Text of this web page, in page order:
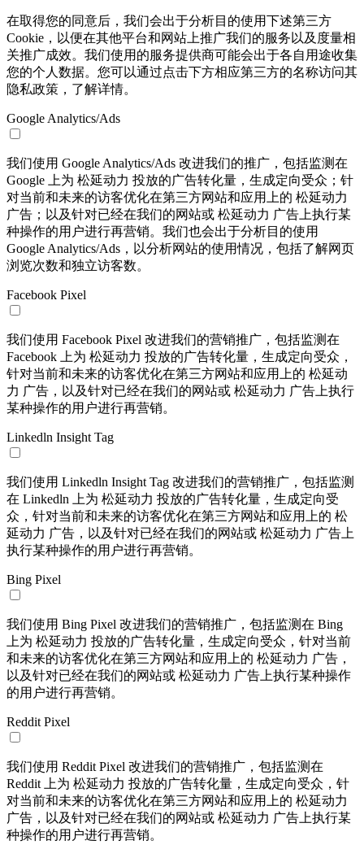
在取得您的同意后，我们会出于分析目的使用下述第三方
Cookie，以便在其他平台和网站上推广我们的服务以及度量相
关推广成效。我们使用的服务提供商可能会出于各自用途收集
您的个人数据。您可以通过点击下方相应第三方的名称访问其
隐私政策，了解详情。
Google Analytics/Ads
我们使用 Google Analytics/Ads 改进我们的推广，包括监测在
Google 上为 松延动力 投放的广告转化量，生成定向受众；针
对当前和未来的访客优化在第三方网站和应用上的 松延动力
广告；以及针对已经在我们的网站或 松延动力 广告上执行某
种操作的用户进行再营销。我们也会出于分析目的使用
Google Analytics/Ads，以分析网站的使用情况，包括了解网页
浏览次数和独立访客数。
Facebook Pixel
我们使用 Facebook Pixel 改进我们的营销推广，包括监测在
Facebook 上为 松延动力 投放的广告转化量，生成定向受众，
针对当前和未来的访客优化在第三方网站和应用上的 松延动
力 广告，以及针对已经在我们的网站或 松延动力 广告上执行
某种操作的用户进行再营销。
Linkedln Insight Tag
我们使用 Linkedln Insight Tag 改进我们的营销推广，包括监测
在 Linkedln 上为 松延动力 投放的广告转化量，生成定向受
众，针对当前和未来的访客优化在第三方网站和应用上的 松
延动力 广告，以及针对已经在我们的网站或 松延动力 广告上
执行某种操作的用户进行再营销。
Bing Pixel
我们使用 Bing Pixel 改进我们的营销推广，包括监测在 Bing
上为 松延动力 投放的广告转化量，生成定向受众，针对当前
和未来的访客优化在第三方网站和应用上的 松延动力 广告，
以及针对已经在我们的网站或 松延动力 广告上执行某种操作
的用户进行再营销。
Reddit Pixel
我们使用 Reddit Pixel 改进我们的营销推广，包括监测在
Reddit 上为 松延动力 投放的广告转化量，生成定向受众，针
对当前和未来的访客优化在第三方网站和应用上的 松延动力
广告，以及针对已经在我们的网站或 松延动力 广告上执行某
种操作的用户进行再营销。